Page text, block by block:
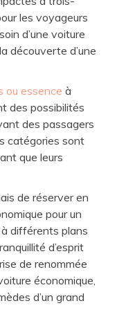
les voyageurs
d’une voiture
découverte d’une
ou essence à
des possibilités
des passagers
catégories sont
que leurs
de réserver en
pour un
différents plans
d’esprit
de renommée
économique,
d’un grand